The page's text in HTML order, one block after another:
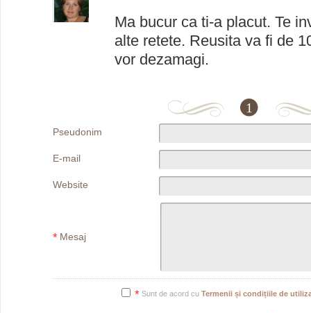
Ma bucur ca ti-a placut. Te
alte retete. Reusita va fi de
vor dezamagi.
1
Pseudonim
E-mail
Website
* Mesaj
* Sunt de acord cu Termenii și condițiile de